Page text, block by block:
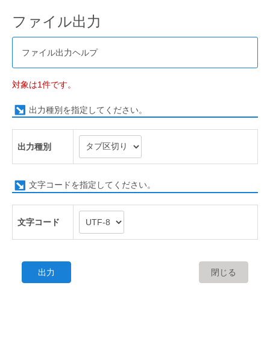
ファイル出力
ファイル出力ヘルプ
対象は1件です。
出力種別を指定してください。
出力種別
文字コードを指定してください。
文字コード